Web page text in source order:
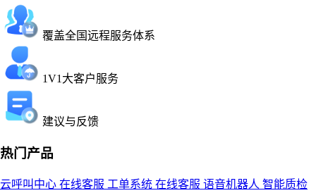
覆盖全国远程服务体系
1V1大客户服务
建议与反馈
热门产品
云呼叫中心 在线客服 工单系统 在线客服 语音机器人 智能质检